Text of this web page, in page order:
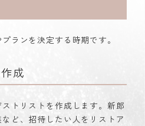
ランを決定する時期です。
成
トリストを作成します。新郎
ど、招待したい人をリストア